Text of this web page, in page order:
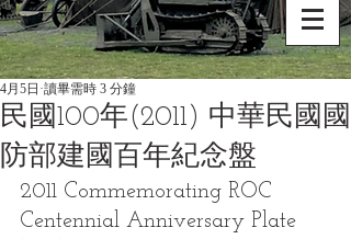
民國100年(2011) 中華民國國
防部建國百年紀念盤
4月5日 讀畢需時 3 分鐘
2011 Commemorating ROC
Centennial Anniversary Plate